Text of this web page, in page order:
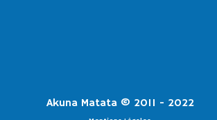
Akuna Matata © 2011 - 2022